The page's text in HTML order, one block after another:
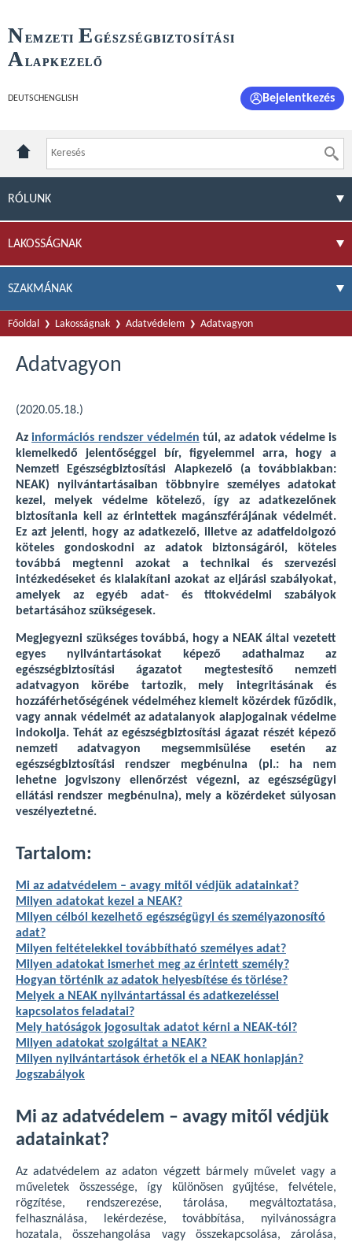
NEMZETI E GÉSZSÉGBIZTOSÍTÁSI
ALAPKEZELŐ
DEUTSCH ENGLISH Bejelentkezés
RÓLUNK
LAKOSSÁGNAK
SZAKMÁNAK
Főoldal Lakosságnak Adatvédelem Adatvagyon
Adatvagyon
(2020.05.18.)
Azinformációs rendszer védelmén túl, az adatok védelme is
kiemelkedő jelentőséggel bír, figyelemmel arra, hogy a
Nemzeti Egészségbiztosítási Alapkezelő (a továbbiakban:
NEAK) nyilvántartásaiban többnyire személyes adatokat
kezel, melyek védelme kötelező, így az adatkezelőnek
biztosítania kell az érintettek magánszférájának védelmét.
Ez azt jelenti, hogy az adatkezelő, illetve az adatfeldolgozó
köteles gondoskodni az adatok biztonságáról, köteles
továbbá megtenni azokat a technikai és szervezési
intézkedéseket és kialakítani azokat az eljárási szabályokat,
amelyek az egyéb adat- és titokvédelmi szabályok
betartásához szükségesek.
Megjegyezni szükséges továbbá, hogy a NEAK által vezetett
egyes nyilvántartásokat képező adathalmaz az
egészségbiztosítási ágazatot megtestesítő nemzeti
adatvagyon körébe tartozik, mely integritásának és
hozzáférhetőségének védelméhez kiemelt közérdek fűződik,
vagy annak védelmét az adatalanyok alapjogainak védelme
indokolja. Tehát az egészségbiztosítási ágazat részét képező
nemzeti adatvagyon megsemmisülése esetén az
egészségbiztosítási rendszer megbénulna (pl.: ha nem
lehetne jogviszony ellenőrzést végezni, az egészségügyi
ellátási rendszer megbénulna), mely a közérdeket súlyosan
veszélyeztetné.
Tartalom:
Mi az adatvédelem – avagy mitől védjük adatainkat?
Milyen adatokat kezel a NEAK?
Milyen célból kezelhető egészségügyi és személyazonosító
adat?
Milyen feltételekkel továbbítható személyes adat?
Milyen adatokat ismerhet meg az érintett személy?
Hogyan történik az adatok helyesbítése és törlése?
Melyek a NEAK nyilvántartással és adatkezeléssel
kapcsolatos feladatai?
Mely hatóságok jogosultak adatot kérni a NEAK-tól?
Milyen adatokat szolgáltat a NEAK?
Milyen nyilvántartások érhetők el a NEAK honlapján?
Jogszabályok
Mi az adatvédelem – avagy mitől védjük
adatainkat?
Az adatvédelem az adaton végzett bármely művelet vagy a
műveletek összessége, így különösen gyűjtése, felvétele,
rögzítése, rendszerezése, tárolása, megváltoztatása,
felhasználása, lekérdezése, továbbítása, nyilvánosságra
hozatala, összehangolása vagy összekapcsolása, zárolása,